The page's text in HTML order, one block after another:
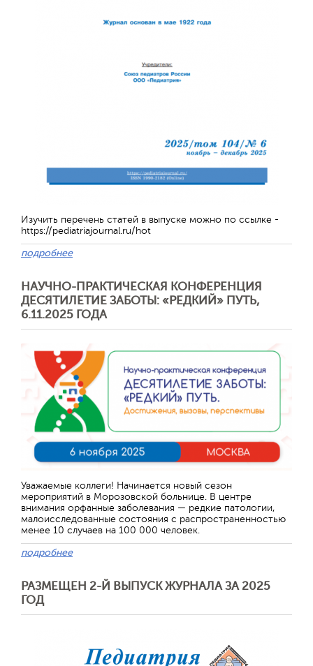
Изучить перечень статей в выпуске можно по ссылке -
https://pediatriajournal.ru/hot
подробнее
НАУЧНО-ПРАКТИЧЕСКАЯ КОНФЕРЕНЦИЯ
ДЕСЯТИЛЕТИЕ ЗАБОТЫ: «РЕДКИЙ» ПУТЬ,
6.11.2025 ГОДА
Уважаемые коллеги! Начинается новый сезон
мероприятий в Морозовской больнице. В центре
внимания орфанные заболевания — редкие патологии,
малоисследованные состояния с распространенностью
менее 10 случаев на 100 000 человек.
подробнее
РАЗМЕЩЕН 2-Й ВЫПУСК ЖУРНАЛА ЗА 2025
ГОД